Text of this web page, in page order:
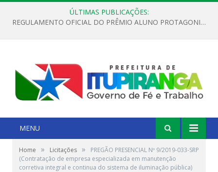
ÚLTIMAS PUBLICAÇÕES:
REGULAMENTO OFICIAL DO PRÊMIO ALUNO PROTAGONISTA – EDIÇÃO 2026
MENU
Home » Licitações »
PREGÃO PRESENCIAL Nº 9/2019-033-SRP
(Contratação de empresa especializada em manutenção
corretiva integral e continua do sistema de iluminação pública)